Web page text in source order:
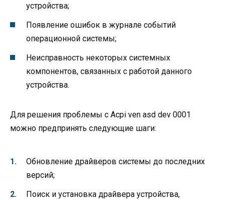
устройства;
Появление ошибок в журнале событий
операционной системы;
Неисправность некоторых системных
компонентов, связанных с работой данного
устройства.
Для решения проблемы с Acpi ven asd dev 0001
можно предпринять следующие шаги:
Обновление драйверов системы до последних
версий;
Поиск и установка драйвера устройства,